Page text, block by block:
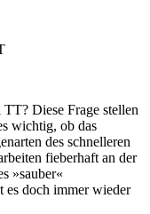
Diese Frage stellen
wichtig, ob das
des schnelleren
fieberhaft an der
»sauber«
es doch immer wieder